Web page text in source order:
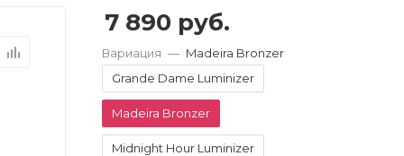
7 890 руб.
Вариация — Madeira Bronzer
Grande Dame Luminizer
Madeira Bronzer
Midnight Hour Luminizer